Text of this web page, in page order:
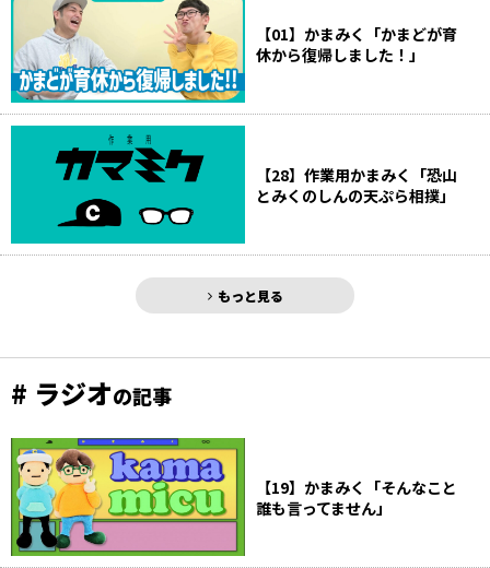
【01】かまみく「かまどが育
休から復帰しました！」
【28】作業用かまみく「恐山
とみくのしんの天ぷら相撲」
もっと見る
# ラジオの記事
【19】かまみく「そんなこと
誰も言ってません」